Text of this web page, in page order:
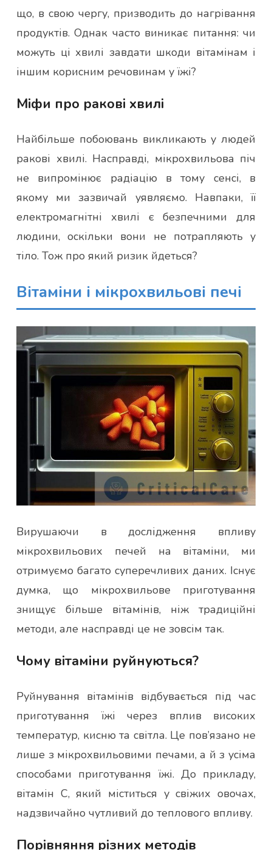
що, в свою чергу, призводить до нагрівання
продуктів. Однак часто виникає питання: чи
можуть ці хвилі завдати шкоди вітамінам і
іншим корисним речовинам у їжі?
Міфи про ракові хвилі
Найбільше побоювань викликають у людей
ракові хвилі. Насправді, мікрохвильова піч
не випромінює радіацію в тому сенсі, в
якому ми зазвичай уявляємо. Навпаки, її
електромагнітні хвилі є безпечними для
людини, оскільки вони не потрапляють у
тіло. Тож про який ризик йдеться?
Вітаміни і мікрохвильові печі
Вирушаючи в дослідження впливу
мікрохвильових печей на вітаміни, ми
отримуємо багато суперечливих даних. Існує
думка, що мікрохвильове приготування
знищує більше вітамінів, ніж традиційні
методи, але насправді це не зовсім так.
Чому вітаміни руйнуються?
Руйнування вітамінів відбувається під час
приготування їжі через вплив високих
температур, кисню та світла. Це пов’язано не
лише з мікрохвильовими печами, а й з усіма
способами приготування їжі. До прикладу,
вітамін C, який міститься у свіжих овочах,
надзвичайно чутливий до теплового впливу.
Порівняння різних методів